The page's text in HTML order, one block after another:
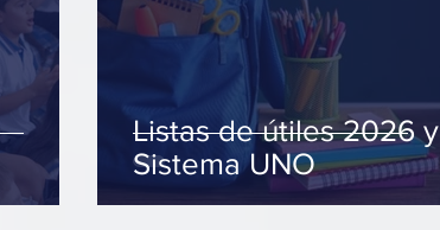
Listas de útiles 2026 y
Sistema UNO